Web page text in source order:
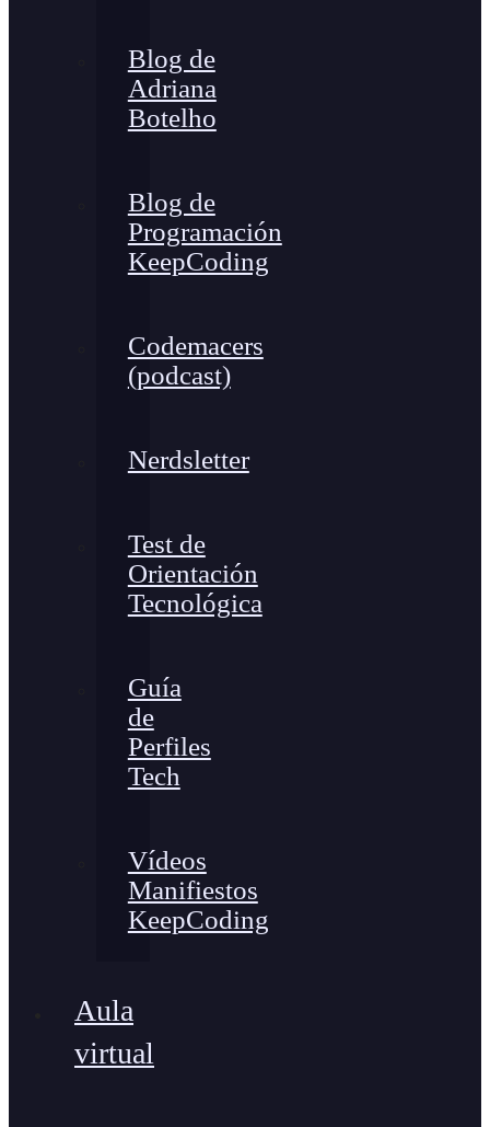
Blog de
Adriana
Botelho
Blog de
Programación
KeepCoding
Codemacers
(podcast)
Nerdsletter
Test de
Orientación
Tecnológica
Guía
de
Perfiles
Tech
Vídeos
Manifiestos
KeepCoding
Aula
virtual